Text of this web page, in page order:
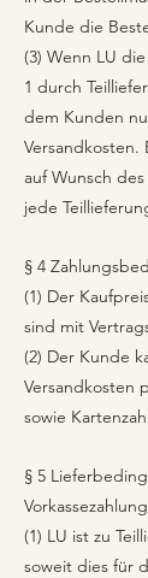
Kunde die
(3) Wenn LU
1 durch
dem Kunden
Versandkosten.
auf Wunsch
jede
§ 4
(1) Der
sind mit
(2) Der Kunde
Versandkosten
sowie
§ 5
Vorkassezahlung
(1) LU ist zu
soweit dies für